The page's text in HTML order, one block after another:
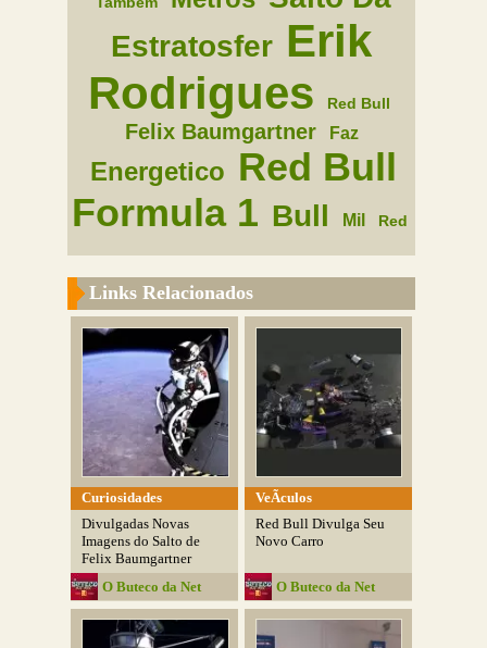
Estratosfer Erik
Rodrigues
Red Bull
Felix Baumgartner Faz
Energetico Red Bull
Formula 1 Bull Mil Red
Links Relacionados
Curiosidades
Divulgadas Novas
Imagens do Salto de
Felix Baumgartner
O Buteco da Net
VeÃ­culos
Red Bull Divulga Seu
Novo Carro
O Buteco da Net